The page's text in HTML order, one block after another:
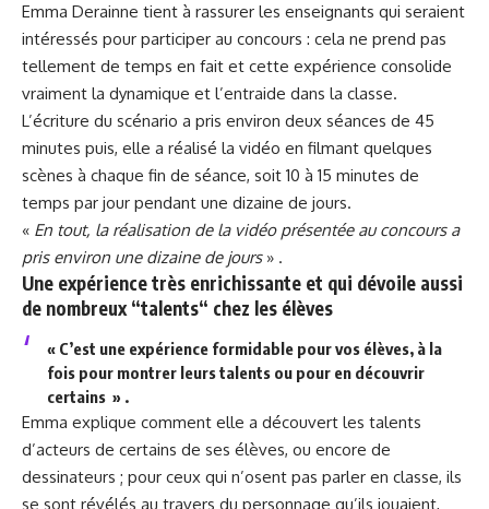
Emma Derainne tient à rassurer les enseignants qui seraient
intéressés pour participer au concours : cela ne prend pas
tellement de temps en fait et cette expérience consolide
vraiment la dynamique et l’entraide dans la classe.
L’écriture du scénario a pris environ deux séances de 45
minutes puis, elle a réalisé la vidéo en filmant quelques
scènes à chaque fin de séance, soit 10 à 15 minutes de
temps par jour pendant une dizaine de jours.
« En tout, la réalisation de la vidéo présentée au concours a
pris environ une dizaine de jours» .
Une expérience très enrichissante et qui dévoile aussi
de nombreux “talents“ chez les élèves
« C’est une expérience formidable pour vos élèves, à la
fois pour montrer leurs talents ou pour en découvrir
certains » .
Emma explique comment elle a découvert les talents
d’acteurs de certains de ses élèves, ou encore de
dessinateurs ; pour ceux qui n’osent pas parler en classe, ils
se sont révélés au travers du personnage qu’ils jouaient,